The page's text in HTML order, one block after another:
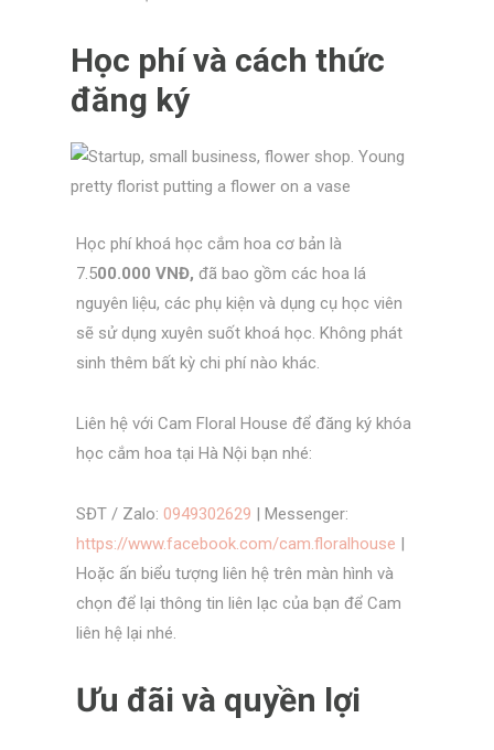
Học phí và cách thức
đăng ký
Học phí khoá học cắm hoa cơ bản là
7.500.000 VNĐ, đã bao gồm các hoa lá
nguyên liệu, các phụ kiện và dụng cụ học viên
sẽ sử dụng xuyên suốt khoá học. Không phát
sinh thêm bất kỳ chi phí nào khác.
Liên hệ với Cam Floral House để đăng ký khóa
học cắm hoa tại Hà Nội bạn nhé:
SĐT / Zalo: 0949302629 | Messenger:
https://www.facebook.com/cam.floralhouse |
Hoặc ấn biểu tượng liên hệ trên màn hình và
chọn để lại thông tin liên lạc của bạn để Cam
liên hệ lại nhé.
Ưu đãi và quyền lợi